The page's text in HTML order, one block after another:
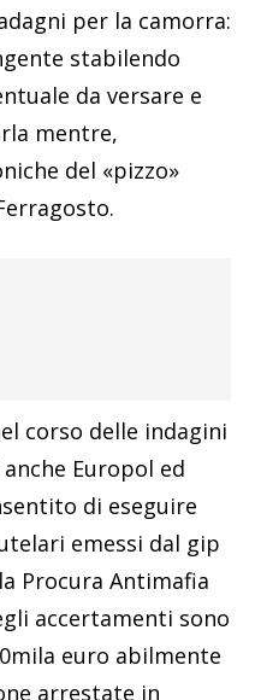
per la camorra:
stabilendo
da versare e
mentre,
del «pizzo»
corso delle indagini
Europol ed
di eseguire
emessi dal gip
Procura Antimafia
accertamenti sono
euro abilmente
arrestate in